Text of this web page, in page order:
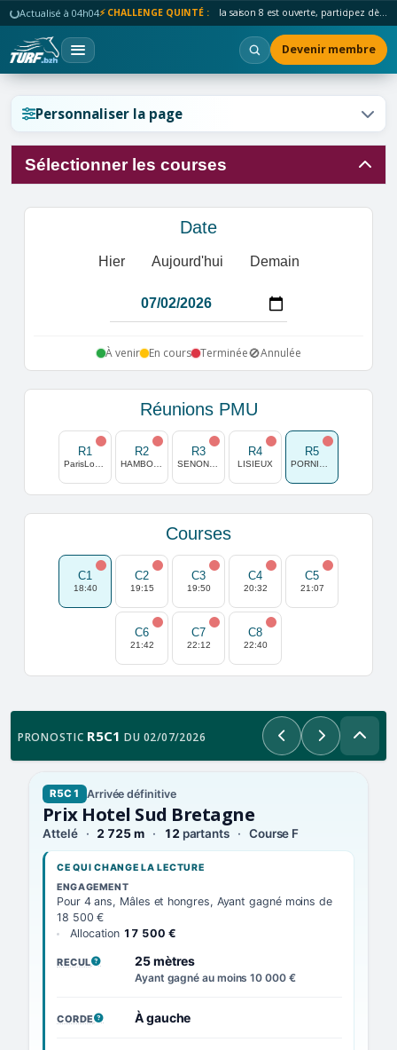
Actualisé à 04h04⚡ CHALLENGE QUINTÉ : la saison 8 est ouverte, participez dès maintenant !
Devenir membre
Personnaliser la page
Sélectionner les courses
Date
Hier Aujourd'hui Demain
À venir En cours Terminée🚫Annulée
Réunions PMU
R1 R2 R3 R4
LISIEUX
R5
Courses
C1
18:40
C2
19:15
C3
19:50
C4
20:32
C5
21:07
C6
21:42
C7
22:12
C8
22:40
PRONOSTIC R5C1 DU 02/07/2026 PrécédentSuivant
R5C1 Arrivée définitive
Prix Hotel Sud Bretagne
Attelé 2 725 m 12 partants Course F
CE QUI CHANGE LA LECTURE
ENGAGEMENT
Pour 4 ans, Mâles et hongres, Ayant gagné moins de
18 500 €
Allocation 17 500 €
RECUL
, VOIR LA DÉFINITION25 mètres
Ayant gagné au moins 10 000 €
CORDE
, VOIR LA DÉFINITION
À gauche
Réinitialiser l'affichage ?
Réinitialiser